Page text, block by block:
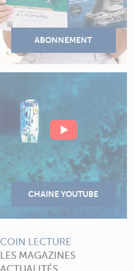
COIN LECTURE
LES MAGAZINES